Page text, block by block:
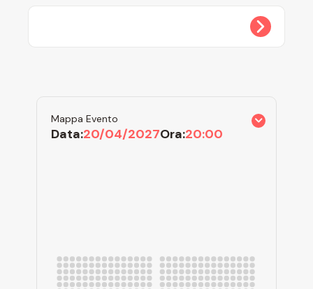
Mappa Evento
Data:20/04/2027Ora:20:00